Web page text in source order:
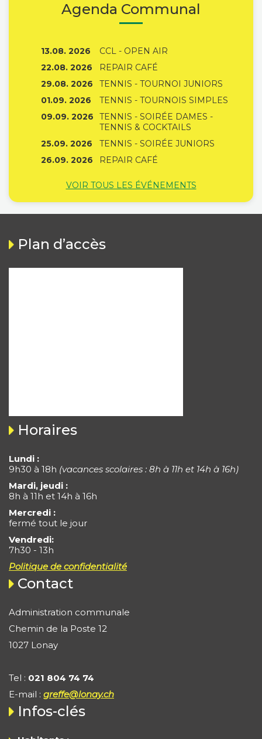
Agenda Communal
13.08. 2026
CCL - OPEN AIR
22.08. 2026
REPAIR CAFÉ
29.08. 2026
TENNIS - TOURNOI JUNIORS
01.09. 2026
TENNIS - TOURNOIS SIMPLES
09.09. 2026
TENNIS - SOIRÉE DAMES -
TENNIS & COCKTAILS
25.09. 2026
TENNIS - SOIRÉE JUNIORS
26.09. 2026
REPAIR CAFÉ
VOIR TOUS LES ÉVÉNEMENTS
Plan d’accès
Horaires
Lundi :
9h30 à 18h (vacances scolaires : 8h à 11h et 14h à 16h)
Mardi, jeudi :
8h à 11h et 14h à 16h
Mercredi :
fermé tout le jour
Vendredi:
7h30 - 13h
Politique de confidentialité
Contact
Administration communale
Chemin de la Poste 12
1027 Lonay
Tel : 021 804 74 74
E-mail : greffe@lonay.ch
Infos-clés